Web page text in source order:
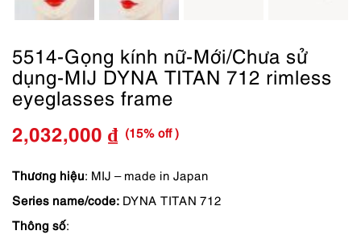
5514-Gọng kính nữ-Mới/Chưa sử
dụng-MIJ DYNA TITAN 712 rimless
eyeglasses frame
Giá
gốc
là:
2,032,000 ₫
Giá
hiện
tại
(15% off )
Thương hiệu: MIJ – made in Japan
Series name/code: DYNA TITAN 712
Thông số: